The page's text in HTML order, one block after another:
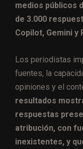
medios públicos
de 3.000
Copilot, Gemini y
Los periodistas
fuentes, la
opiniones y el
resultados
respuestas
atribución, con
inexistentes, y